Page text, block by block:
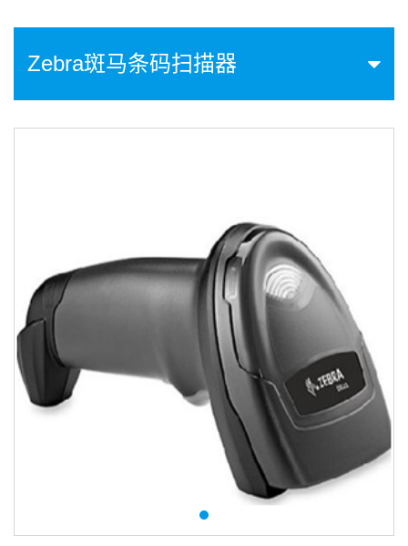
Zebra斑马条码扫描器